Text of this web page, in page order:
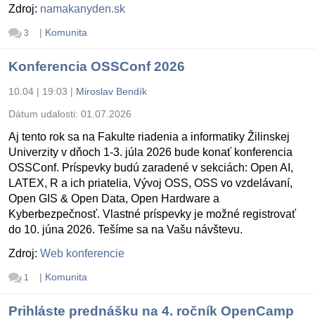
Zdroj: namakanyden.sk
3 | Komunita
Konferencia OSSConf 2026
10.04 | 19:03 | Miroslav Bendík
Dátum udalosti: 01.07.2026
Aj tento rok sa na Fakulte riadenia a informatiky Žilinskej
Univerzity v dňoch 1-3. júla 2026 bude konať konferencia
OSSConf. Príspevky budú zaradené v sekciách: Open AI,
LATEX, R a ich priatelia, Vývoj OSS, OSS vo vzdelávaní,
Open GIS & Open Data, Open Hardware a
Kyberbezpečnosť. Vlastné príspevky je možné registrovať
do 10. júna 2026. Tešíme sa na Vašu návštevu.
Zdroj: Web konferencie
1 | Komunita
Prihláste prednášku na 4. ročník OpenCamp